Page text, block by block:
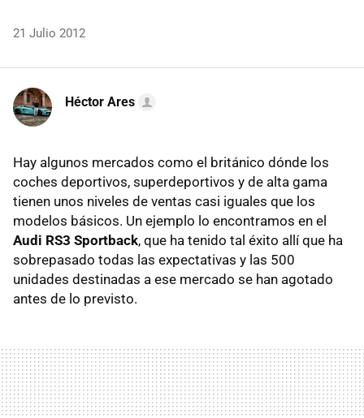
21 Julio 2012
Héctor Ares
Hay algunos mercados como el británico dónde los
coches deportivos, superdeportivos y de alta gama
tienen unos niveles de ventas casi iguales que los
modelos básicos. Un ejemplo lo encontramos en el
Audi RS3 Sportback, que ha tenido tal éxito allí que ha
sobrepasado todas las expectativas y las 500
unidades destinadas a ese mercado se han agotado
antes de lo previsto.